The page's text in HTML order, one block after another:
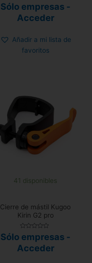
con
0
de
Sólo empresas -
Acceder
Añadir a mi lista de
favoritos
41 disponibles
Cierre de mástil Kugoo
Kirin G2 pro
con
0
de
Sólo empresas -
Acceder